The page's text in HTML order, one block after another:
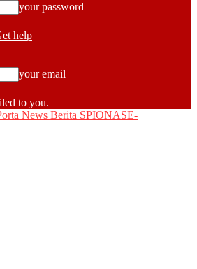
your password
help
your email
to you.
SPIONASE-